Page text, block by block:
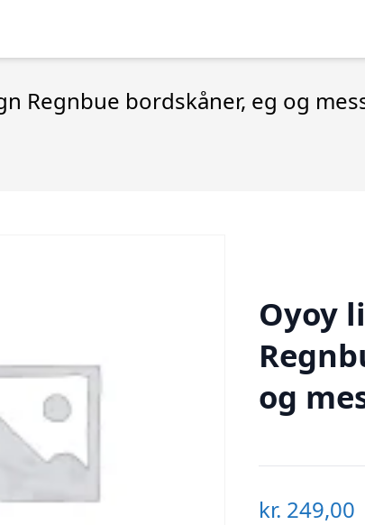
Regnbue bordskåner, eg og
Oyoy
og
kr. 249,00